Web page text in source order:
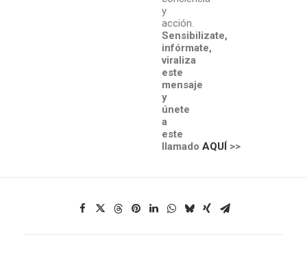
y
acción.
Sensibilizate,
infórmate,
viraliza
este
mensaje
y
únete
a
este
llamado AQUÍ >>